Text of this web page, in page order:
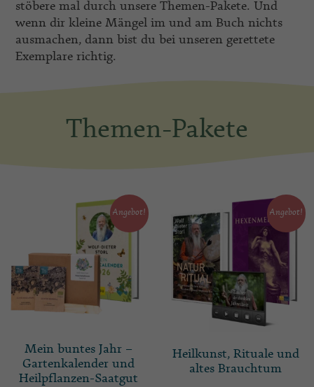
stöbere mal durch unsere Themen-Pakete. Und
wenn dir kleine Mängel im und am Buch nichts
ausmachen, dann bist du bei unseren gerettete
Exemplare richtig.
Themen-Pakete
Angebot!
Mein buntes Jahr –
Gartenkalender und
Heilpflanzen-Saatgut
Angebot!
Heilkunst, Rituale und
altes Brauchtum